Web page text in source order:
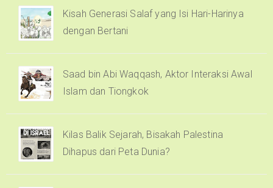
Kisah Generasi Salaf yang Isi Hari-Harinya
dengan Bertani
Saad bin Abi Waqqash, Aktor Interaksi Awal
Islam dan Tiongkok
Kilas Balik Sejarah, Bisakah Palestina
Dihapus dari Peta Dunia?